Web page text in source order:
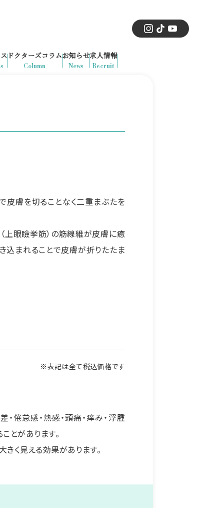
Column
ドクターズコラム
News
お知らせ
Recruit
求人情報
皮膚を切ることなく二重まぶたを
上眼瞼挙筋）の筋線維が皮膚に癒
込まれることで皮膚が折りたたま
※表記は全て税込価格です
・倦怠感・熱感・頭痛・痒み・浮腫
とがあります。
きく見える効果があります。